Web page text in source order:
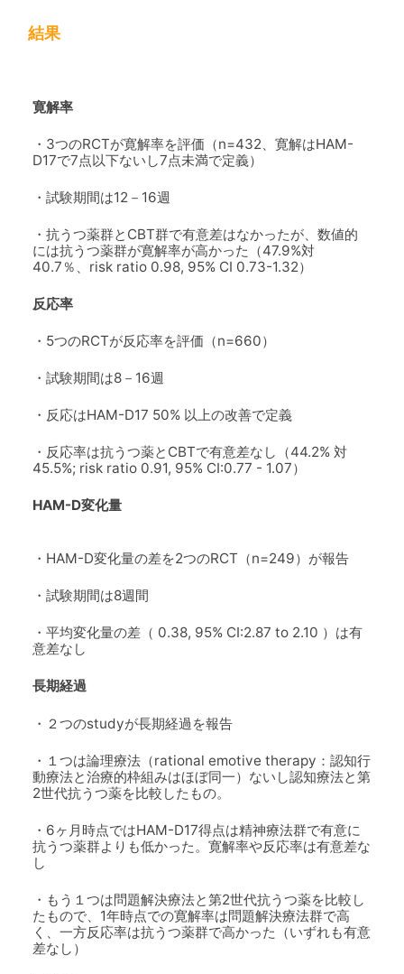
結果
寛解率
・3つのRCTが寛解率を評価（n=432、寛解はHAM-
D17で7点以下ないし7点未満で定義）
・試験期間は12－16週
・抗うつ薬群とCBT群で有意差はなかったが、数値的
には抗うつ薬群が寛解率が高かった（47.9%対
40.7％、risk ratio 0.98, 95% CI 0.73-1.32）
反応率
・5つのRCTが反応率を評価（n=660）
・試験期間は8－16週
・反応はHAM-D17 50% 以上の改善で定義
・反応率は抗うつ薬とCBTで有意差なし（44.2% 対
45.5%; risk ratio 0.91, 95% CI:0.77 - 1.07）
HAM-D変化量
・HAM-D変化量の差を2つのRCT（n=249）が報告
・試験期間は8週間
・平均変化量の差（ 0.38, 95% CI:2.87 to 2.10 ）は有
意差なし
長期経過
・２つのstudyが長期経過を報告
・１つは論理療法（rational emotive therapy：認知行
動療法と治療的枠組みはほぼ同一）ないし認知療法と第
2世代抗うつ薬を比較したもの。
・6ヶ月時点ではHAM-D17得点は精神療法群で有意に
抗うつ薬群よりも低かった。寛解率や反応率は有意差な
し
・もう１つは問題解決療法と第2世代抗うつ薬を比較し
たもので、1年時点での寛解率は問題解決療法群で高
く、一方反応率は抗うつ薬群で高かった（いずれも有意
差なし）